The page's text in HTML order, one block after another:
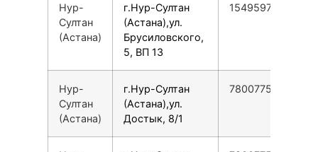
Нур-
Султан
(Астана)
г.Нур-Султан
(Астана),ул.
Брусиловского,
5, ВП 13
154959789360
Нур-
Султан
(Астана)
г.Нур-Султан
(Астана),ул.
Достык, 8/1
78007753553